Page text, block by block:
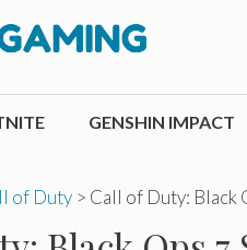
GENSHIN IMPACT
of Duty > Call of Duty: Black